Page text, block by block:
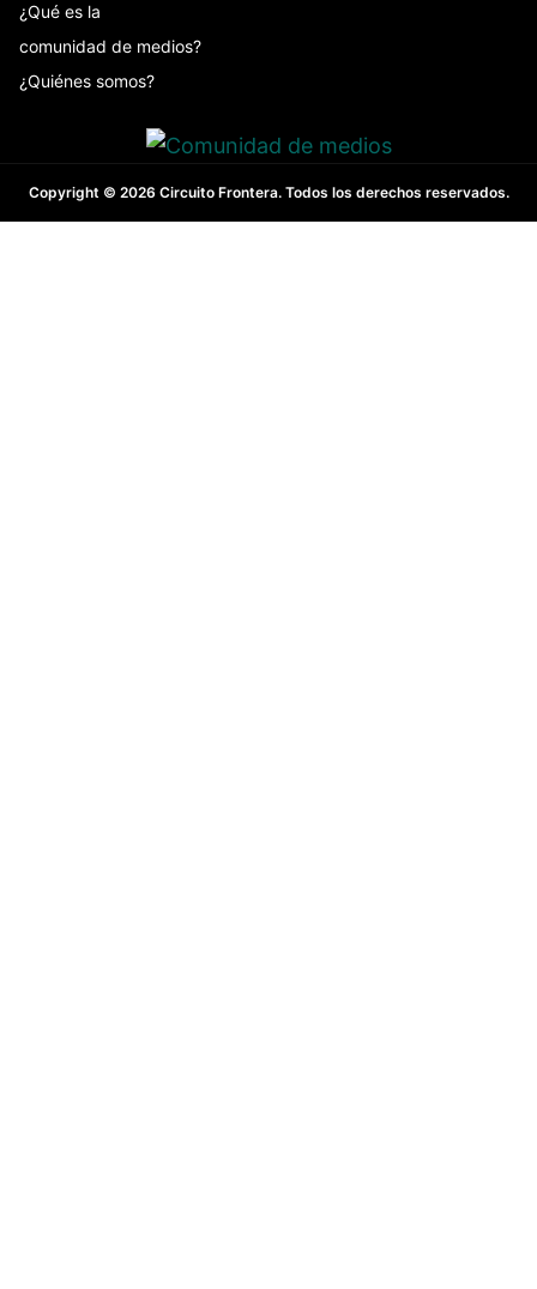
¿Qué es la
comunidad de medios?
¿Quiénes somos?
Copyright © 2026 Circuito Frontera. Todos los derechos reservados.